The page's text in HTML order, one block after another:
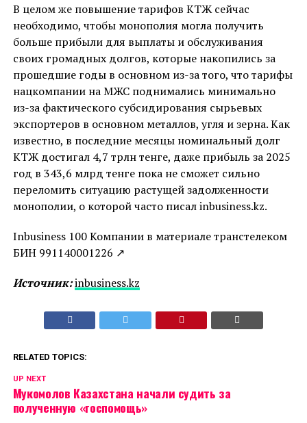
В целом же повышение тарифов КТЖ сейчас
необходимо, чтобы монополия могла получить
больше прибыли для выплаты и обслуживания
своих громадных долгов, которые накопились за
прошедшие годы в основном из-за того, что тарифы
нацкомпании на МЖС поднимались минимально
из-за фактического субсидирования сырьевых
экспортеров в основном металлов, угля и зерна. Как
известно, в последние месяцы номинальный долг
КТЖ достигал 4,7 трлн тенге, даже прибыль за 2025
год в 343,6 млрд тенге пока не сможет сильно
переломить ситуацию растущей задолженности
монополии, о которой часто писал inbusiness.kz.
Inbusiness 100 Компании в материале транстелеком
БИН 991140001226 ↗
Источник:inbusiness.kz
RELATED TOPICS:
UP NEXT
Мукомолов Казахстана начали судить за
полученную «госпомощь»